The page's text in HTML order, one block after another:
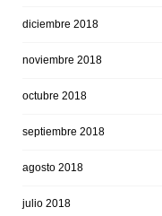
diciembre 2018
noviembre 2018
octubre 2018
septiembre 2018
agosto 2018
julio 2018